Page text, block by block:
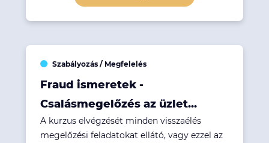
Szabályozás / Megfelelés
Fraud ismeretek -
Csalásmegelőzés az üzlet...
A kurzus elvégzését minden visszaélés
megelőzési feladatokat ellátó, vagy ezzel az